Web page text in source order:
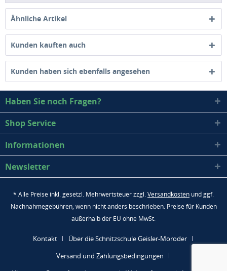
Ähnliche Artikel
Kunden kauften auch
Kunden haben sich ebenfalls angesehen
Haben Sie noch Fragen?
Shop Service
Informationen
Newsletter
* Alle Preise inkl. gesetzl. Mehrwertsteuer zzgl.Versandkosten und ggf.
Nachnahmegebühren, wenn nicht anders beschrieben. Preise für Kunden
außerhalb der EU ohne MwSt.
Kontakt
Über die Schnitzschule Geisler-Moroder
Versand und Zahlungsbedingungen